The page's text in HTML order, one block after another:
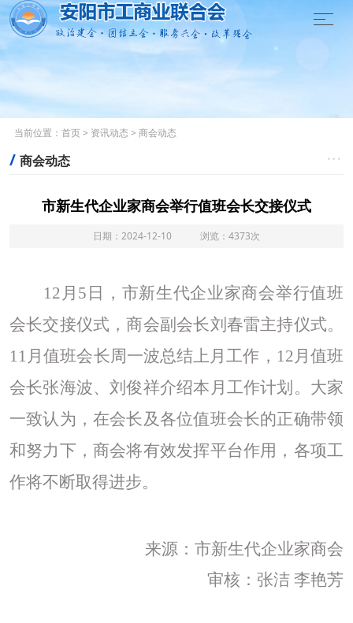

当前位置： 首页> 资讯动态 > 商会动态
/ 商会动态 
市新生代企业家商会举行值班会长交接仪式
日期：2024-12-10 浏览：4373次
12月5日，市新生代企业家商会举行值班
会长交接仪式，商会副会长刘春雷主持仪式。
11月值班会长周一波总结上月工作，12月值班
会长张海波、刘俊祥介绍本月工作计划。大家
一致认为，在会长及各位值班会长的正确带领
和努力下，商会将有效发挥平台作用，各项工
作将不断取得进步。
来源： 市新生代企业家商会
审核：张洁 李艳芳